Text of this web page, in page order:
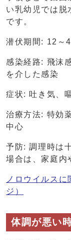
い乳幼児では脱
です。
潜伏期間: 12～
感染経路: 飛沫
を介した感染
症状: 吐き気、
治療方法: 特効
中心
予防: 調理時は
場合は、家庭内
ノロウイルス
ジ）
体調が悪い